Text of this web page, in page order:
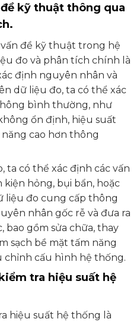
kỹ thuật thông qua
đề kỹ thuật trong hệ
đo và phân tích chính là
định nguyên nhân và
dữ liệu đo, ta có thể xác
bình thường, như
ổn định, hiệu suất
cao hơn thông
ta có thể xác định các vấn
hỏng, bụi bẩn, hoặc
liệu đo cung cấp thông
nhân gốc rễ và đưa ra
bao gồm sửa chữa, thay
sạch bề mặt tấm năng
chỉnh cấu hình hệ thống.
tra hiệu suất hệ
hiệu suất hệ thống là